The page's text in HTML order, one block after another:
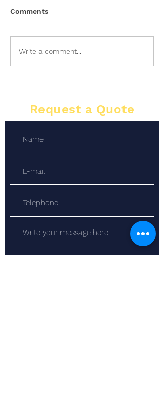
Comments
Write a comment...
Request a Quote